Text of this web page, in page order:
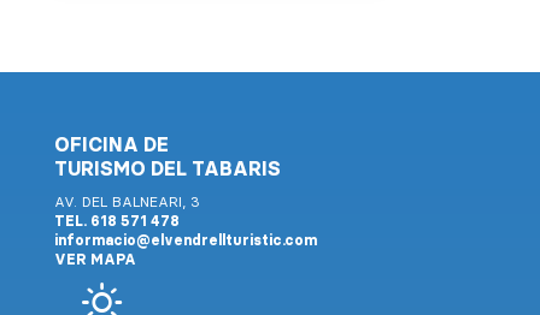
OFICINA DE
TURISMO DEL TABARIS
AV. DEL BALNEARI, 3
TEL. 618 571 478
informacio@elvendrellturistic.com
VER MAPA